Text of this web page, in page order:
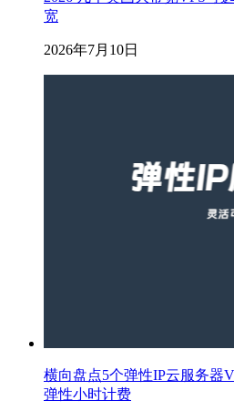
宽
2026年7月10日
横向盘点5个弹性IP云服务器
弹性小时计费